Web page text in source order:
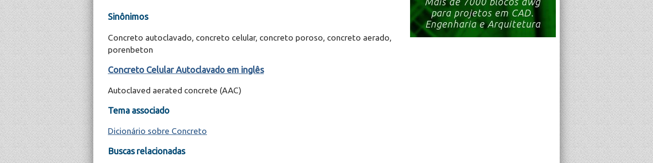
Sinônimos
Concreto autoclavado, concreto celular, concreto poroso, concreto aerado,
porenbeton
Concreto Celular Autoclavado em inglês
Autoclaved aerated concrete (AAC)
Tema associado
Dicionário sobre Concreto
Buscas relacionadas